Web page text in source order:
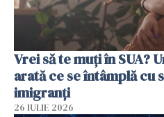
Vrei să te muți în SUA?
arată ce se întâmplă cu
imigranți
26 IULIE 2026